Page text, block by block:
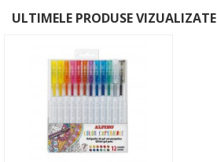
ULTIMELE PRODUSE VIZUALIZATE